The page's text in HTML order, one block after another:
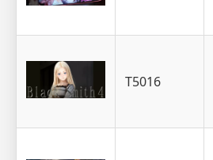
T5016